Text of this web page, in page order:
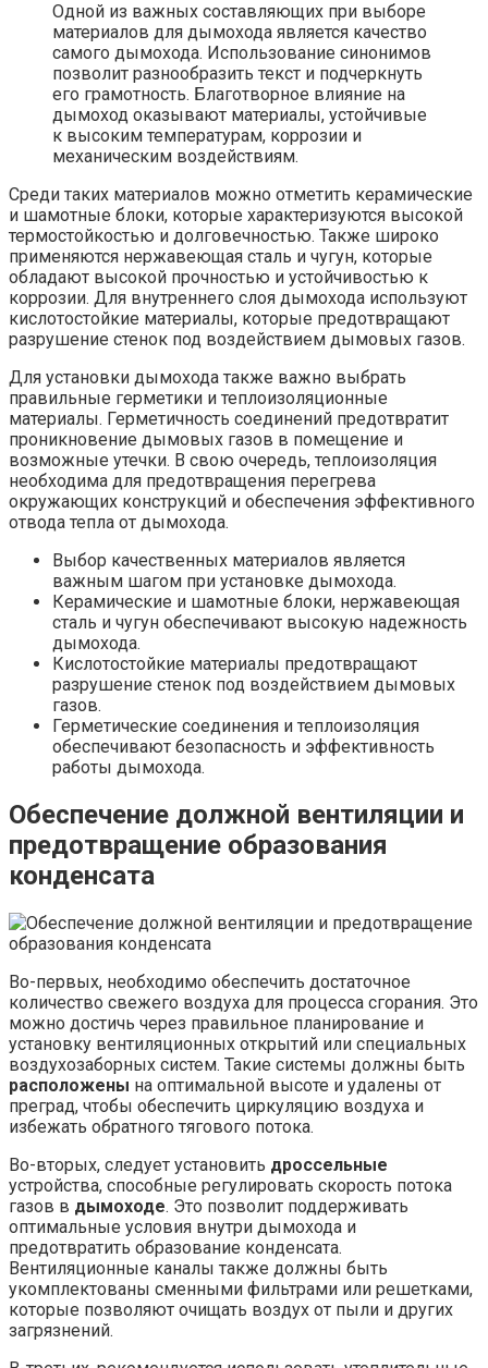
Одной из важных составляющих при выборе
материалов для дымохода является качество
самого дымохода. Использование синонимов
позволит разнообразить текст и подчеркнуть
его грамотность. Благотворное влияние на
дымоход оказывают материалы, устойчивые
к высоким температурам, коррозии и
механическим воздействиям.
Среди таких материалов можно отметить керамические
и шамотные блоки, которые характеризуются высокой
термостойкостью и долговечностью. Также широко
применяются нержавеющая сталь и чугун, которые
обладают высокой прочностью и устойчивостью к
коррозии. Для внутреннего слоя дымохода используют
кислотостойкие материалы, которые предотвращают
разрушение стенок под воздействием дымовых газов.
Для установки дымохода также важно выбрать
правильные герметики и теплоизоляционные
материалы. Герметичность соединений предотвратит
проникновение дымовых газов в помещение и
возможные утечки. В свою очередь, теплоизоляция
необходима для предотвращения перегрева
окружающих конструкций и обеспечения эффективного
отвода тепла от дымохода.
Выбор качественных материалов является
важным шагом при установке дымохода.
Керамические и шамотные блоки, нержавеющая
сталь и чугун обеспечивают высокую надежность
дымохода.
Кислотостойкие материалы предотвращают
разрушение стенок под воздействием дымовых
газов.
Герметические соединения и теплоизоляция
обеспечивают безопасность и эффективность
работы дымохода.
Обеспечение должной вентиляции и
предотвращение образования
конденсата
Во-первых, необходимо обеспечить достаточное
количество свежего воздуха для процесса сгорания. Это
можно достичь через правильное планирование и
установку вентиляционных открытий или специальных
воздухозаборных систем. Такие системы должны быть
расположены на оптимальной высоте и удалены от
преград, чтобы обеспечить циркуляцию воздуха и
избежать обратного тягового потока.
Во-вторых, следует установить дроссельные
устройства, способные регулировать скорость потока
газов в дымоходе. Это позволит поддерживать
оптимальные условия внутри дымохода и
предотвратить образование конденсата.
Вентиляционные каналы также должны быть
укомплектованы сменными фильтрами или решетками,
которые позволяют очищать воздух от пыли и других
загрязнений.